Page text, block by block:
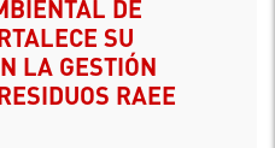
SU
LA GESTIÓN
RAEE